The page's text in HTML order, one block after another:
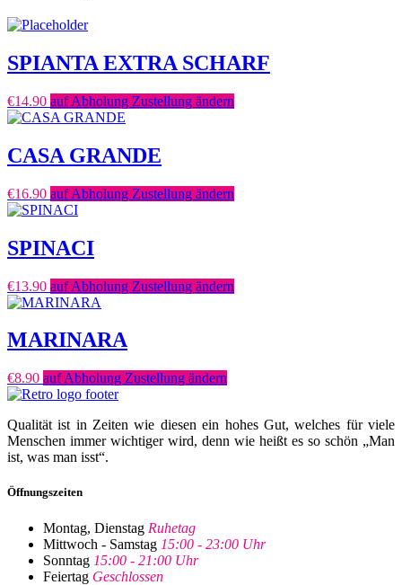
SPIANTA EXTRA SCHARF
€14.90 auf Abholung Zustellung ändern
CASA GRANDE
€16.90 auf Abholung Zustellung ändern
SPINACI
€13.90 auf Abholung Zustellung ändern
MARINARA
€8.90 auf Abholung Zustellung ändern
Qualität ist in Zeiten wie diesen ein hohes Gut, welches für viele
Menschen immer wichtiger wird, denn wie heißt es so schön „Man
ist, was man isst“.
Öffnungszeiten
Montag, Dienstag Ruhetag
Mittwoch - Samstag 15:00 - 23:00 Uhr
Sonntag 15:00 - 21:00 Uhr
Feiertag Geschlossen